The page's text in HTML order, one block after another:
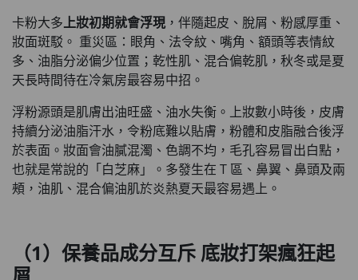
卡粉大多上妝初期就會浮現，伴隨起皮、脫屑、粉感厚重、
妝面斑駁。 重災區：眼角、法令紋、嘴角、額頭等表情紋
多、油脂分泌偏少位置；乾性肌、混合偏乾肌，秋冬或是夏
天長時間待在冷氣房最容易中招。
浮粉源頭是肌膚出油旺盛、油水失衡。上妝數小時後，皮膚
持續分泌油脂汗水，令粉底難以貼膚，粉體和皮脂融合後浮
於表面。妝面會油膩混濁、色調不均，毛孔容易冒出白點，
也就是常說的「白芝麻」。多發生在 T 區、鼻翼、鼻頭及兩
頰，油肌、混合偏油肌於炎熱夏天最容易遇上。
（1）保養品成分互斥 底妝打架瘋狂起
屑